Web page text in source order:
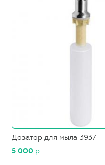
Дозатор для мыла 3937
5 000 р.